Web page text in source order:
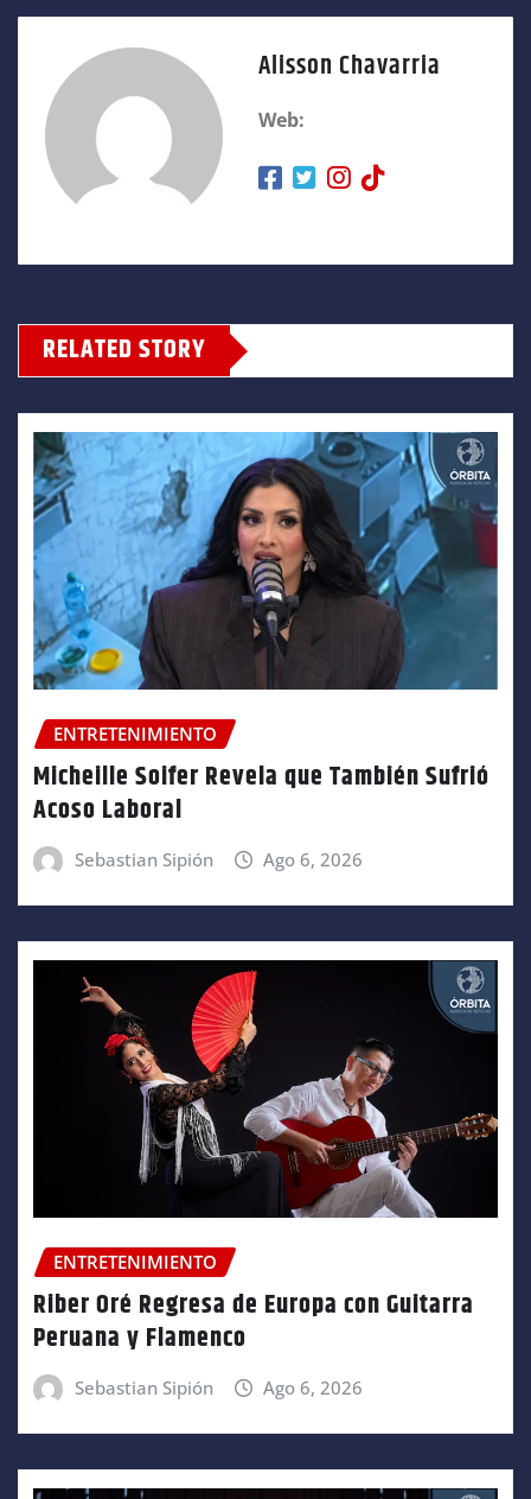
Alisson Chavarria
Web:
RELATED STORY
ENTRETENIMIENTO
Micheille Soifer Revela que También Sufrió
Acoso Laboral
Sebastian Sipión Ago 6, 2026
ENTRETENIMIENTO
Riber Oré Regresa de Europa con Guitarra
Peruana y Flamenco
Sebastian Sipión Ago 6, 2026